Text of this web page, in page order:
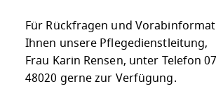
Für Rückfragen und
Ihnen unsere Pflegedienstleitung,
Frau Karin Rensen, unter Telefon
48020 gerne zur Verfügung.